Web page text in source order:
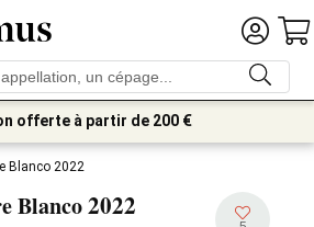
offerte à partir de 200 €
Blanco 2022
Blanco2022